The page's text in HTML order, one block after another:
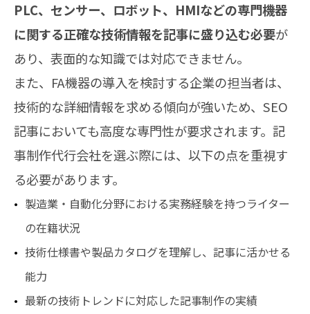
PLC、センサー、ロボット、HMIなどの専門機器
に関する正確な技術情報を記事に盛り込む必要が
あり、表面的な知識では対応できません。
また、FA機器の導入を検討する企業の担当者は、
技術的な詳細情報を求める傾向が強いため、SEO
記事においても高度な専門性が要求されます。記
事制作代行会社を選ぶ際には、以下の点を重視す
る必要があります。
製造業・自動化分野における実務経験を持つライター
の在籍状況
技術仕様書や製品カタログを理解し、記事に活かせる
能力
最新の技術トレンドに対応した記事制作の実績